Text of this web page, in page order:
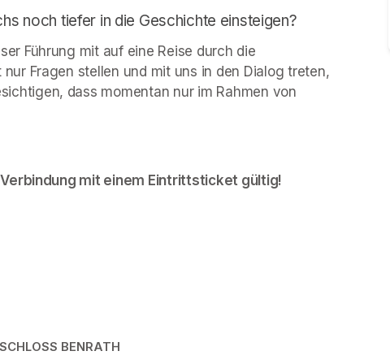
noch tiefer in die Geschichte einsteigen?
Führung mit auf eine Reise durch die
Fragen stellen und mit uns in den Dialog treten,
dass momentan nur im Rahmen von
mit einem Eintrittsticket gültig!
BENRATH